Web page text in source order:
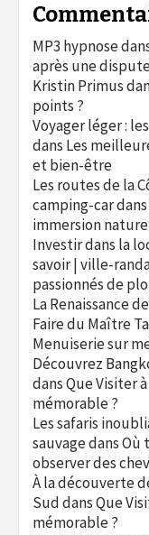
MP3 hypnose
après une
Kristin Primus
points ?
Voyager léger :
dans Les
et bien-être
Les routes de la
camping-cardans
immersion nature
Investir dans la
savoir | ville-
passionnés de
La Renaissance
Faire du Maître
Menuiserie sur
Découvrez
dansQue Visiter
mémorable ?
Les safaris
sauvagedansOù
observer des
À la découverte
SuddansQue
mémorable ?